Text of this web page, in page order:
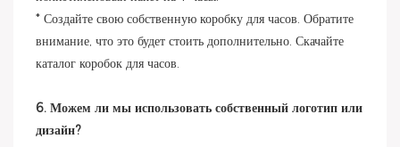
* Создайте свою собственную коробку для часов. Обратите
внимание, что это будет стоить дополнительно. Скачайте
каталог коробок для часов.
6. Можем ли мы использовать собственный логотип или
дизайн?